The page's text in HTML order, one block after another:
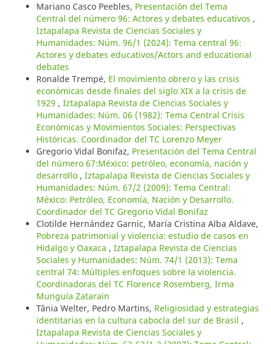
Mariano Casco Peebles, Presentación del Tema
Central del número 96: Actores y debates educativos ,
Iztapalapa Revista de Ciencias Sociales y
Humanidades: Núm. 96/1 (2024): Tema central 96:
Actores y debates educativos/Actors and educational
debates
Ronalde Trempé, El movimiento obrero y las crisis
económicas desde finales del siglo XIX a la crisis de
1929 , Iztapalapa Revista de Ciencias Sociales y
Humanidades: Núm. 06 (1982): Tema Central Crisis
Económicas y Movimientos Sociales: Perspectivas
Históricas. Coordinador del TC Lorenzo Meyer
Gregorio Vidal Bonifaz, Presentación del Tema Central
del número 67:México: petróleo, economía, nación y
desarrollo , Iztapalapa Revista de Ciencias Sociales y
Humanidades: Núm. 67/2 (2009): Tema Central:
México: Petróleo, Economía, Nación y Desarrollo.
Coordinador del TC Gregorio Vidal Bonifaz
Clotilde Hernández Garnic, María Cristina Alba Aldave,
Pobreza patrimonial y violencia: estudio de casos en
Hidalgo y Oaxaca , Iztapalapa Revista de Ciencias
Sociales y Humanidades: Núm. 74/1 (2013): Tema
central 74: Múltiples enfoques sobre la violencia.
Coordinadoras del TC Florence Rosemberg, Irma
Munguía Zatarain
Tânia Welter, Pedro Martins, Religiosidad y estrategias
identitarias en la cultura cabocla del sur de Brasil ,
Iztapalapa Revista de Ciencias Sociales y